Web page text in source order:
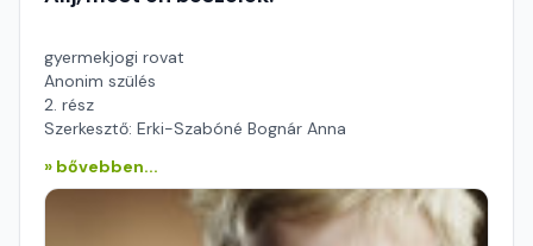
gyermekjogi rovat
Anonim szülés
2. rész
Szerkesztő: Erki-Szabóné Bognár Anna
» bővebben...